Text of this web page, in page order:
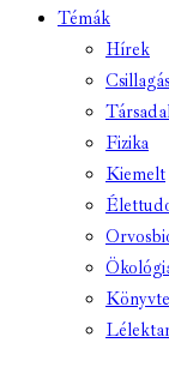
Témák
Hírek
Fizika
Kiemelt